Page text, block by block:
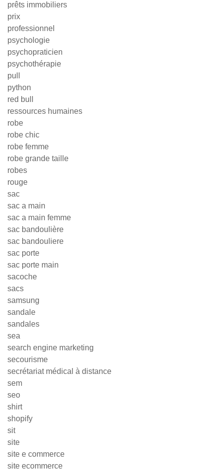
prêts immobiliers
prix
professionnel
psychologie
psychopraticien
psychothérapie
pull
python
red bull
ressources humaines
robe
robe chic
robe femme
robe grande taille
robes
rouge
sac
sac a main
sac a main femme
sac bandoulière
sac bandouliere
sac porte
sac porte main
sacoche
sacs
samsung
sandale
sandales
sea
search engine marketing
secourisme
secrétariat médical à distance
sem
seo
shirt
shopify
sit
site
site e commerce
site ecommerce